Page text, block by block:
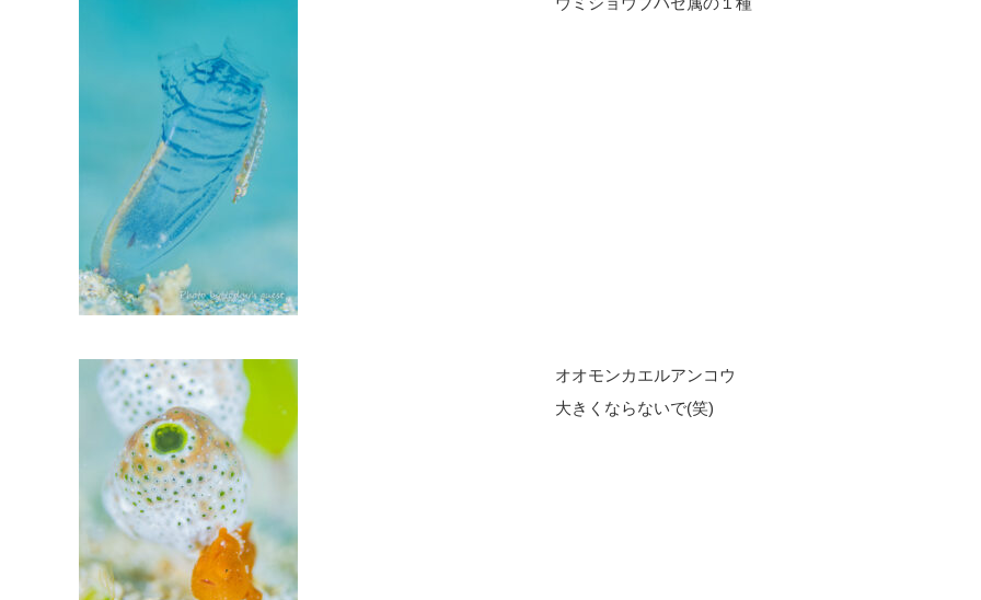
オオモンカエルアンコウ
大きくならないで(笑)